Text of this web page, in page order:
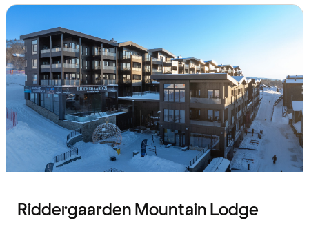
Riddergaarden Mountain Lodge